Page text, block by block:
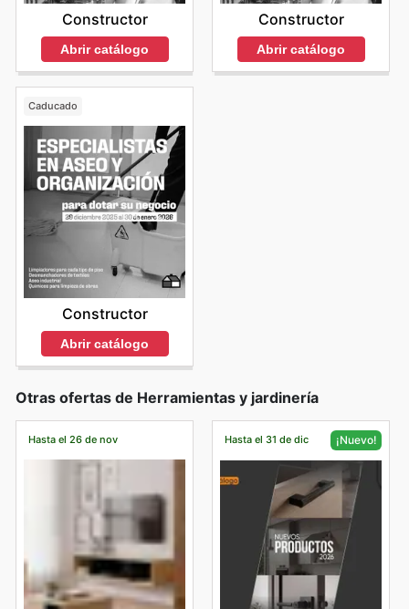
Constructor
Abrir catálogo
Constructor
Abrir catálogo
Caducado
Constructor
Abrir catálogo
Otras ofertas de Herramientas y jardinería
Hasta el 26 de nov Hasta el 31 de dic ¡Nuevo!